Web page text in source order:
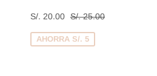
Precio
de
venta
S/. 20.00 S/.
20.00
Precio habitual
S/. 25.00
AHORRA S/. 5